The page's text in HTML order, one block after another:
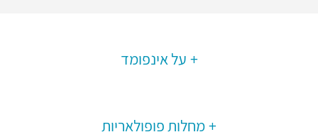
על אינפומד
מחלות פופולאריות